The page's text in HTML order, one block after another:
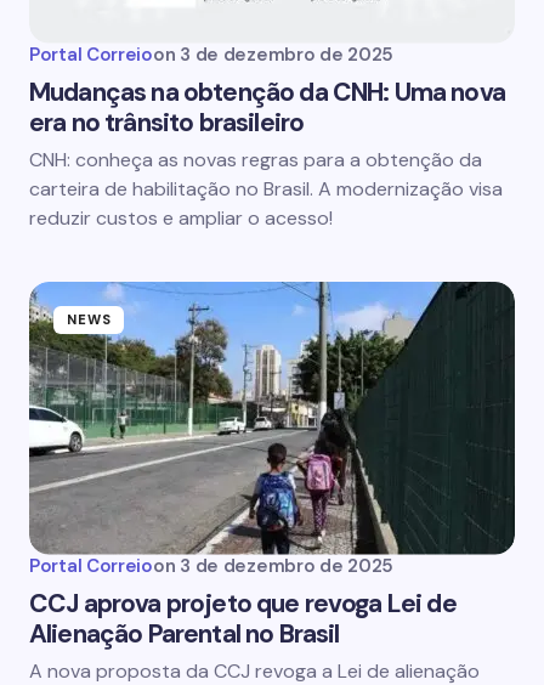
Portal Correioon 3 de dezembro de 2025
Mudanças na obtenção da CNH: Uma nova
era no trânsito brasileiro
CNH: conheça as novas regras para a obtenção da
carteira de habilitação no Brasil. A modernização visa
reduzir custos e ampliar o acesso!
NEWS
Portal Correioon 3 de dezembro de 2025
CCJ aprova projeto que revoga Lei de
Alienação Parental no Brasil
A nova proposta da CCJ revoga a Lei de alienação